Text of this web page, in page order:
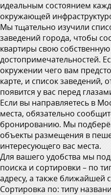
идеальным состоянием
окружающей
Мы тщательно изучили
заведений города, чтобы
квартиры свою собственную
достопримечательностей.
окружении чего вам
карте, и список заведений,
появится у вас перед
Если вы направляетесь в
места, обязательно
бронированию. Мы
объекты размещения в
интересующего вас места.
Для вашего удобства мы
поиска и сортировки – по
адресу, а также ближайшей
Сортировка по: типу